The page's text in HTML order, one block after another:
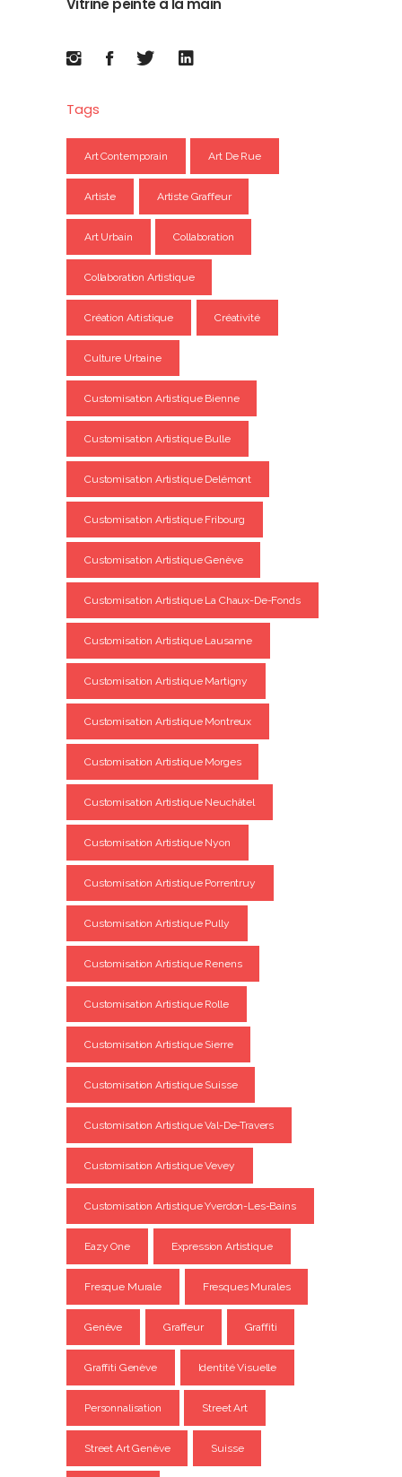
Vitrine peinte à la main
Tags
Art Contemporain Art De Rue
Artiste Artiste Graffeur
Art Urbain Collaboration
Collaboration Artistique
Création Artistique Créativité
Culture Urbaine
Customisation Artistique Bienne
Customisation Artistique Bulle
Customisation Artistique Delémont
Customisation Artistique Fribourg
Customisation Artistique Genève
Customisation Artistique La Chaux-De-Fonds
Customisation Artistique Lausanne
Customisation Artistique Martigny
Customisation Artistique Montreux
Customisation Artistique Morges
Customisation Artistique Neuchâtel
Customisation Artistique Nyon
Customisation Artistique Porrentruy
Customisation Artistique Pully
Customisation Artistique Renens
Customisation Artistique Rolle
Customisation Artistique Sierre
Customisation Artistique Suisse
Customisation Artistique Val-De-Travers
Customisation Artistique Vevey
Customisation Artistique Yverdon-Les-Bains
Eazy One Expression Artistique
Fresque Murale Fresques Murales
Genève Graffeur Graffiti
Graffiti Genève Identité Visuelle
Personnalisation Street Art
Street Art Genève Suisse